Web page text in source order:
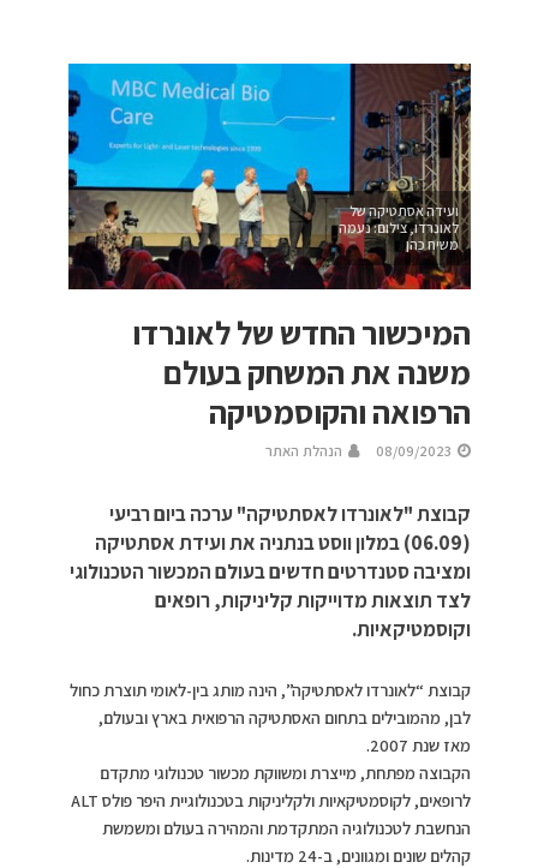
ועידה אסתטיקה של
לאונרדו, צילום: נעמה
משיח כהן
המיכשור החדש של לאונרדו
משנה את המשחק בעולם
הרפואה והקוסמטיקה
08/09/2023 הנהלת האתר
קבוצת "לאונרדו לאסתטיקה" ערכה ביום רביעי
(06.09) במלון ווסט בנתניה את ועידת אסתטיקה
ומציבה סטנדרטים חדשים בעולם המכשור הטכנולוגי
לצד תוצאות מדוייקות קליניקות, רופאים
וקוסמטיקאיות.
קבוצת “לאונרדו לאסתטיקה”, הינה מותג בין-לאומי תוצרת כחול
לבן, מהמובילים בתחום האסתטיקה הרפואית בארץ ובעולם,
מאז שנת 2007.
הקבוצה מפתחת, מייצרת ומשווקת מכשור טכנולוגי מתקדם
לרופאים, לקוסמטיקאיות ולקליניקות בטכנולוגיית היפר פולס ALT
הנחשבת לטכנולוגיה המתקדמת והמהירה בעולם ומשמשת
קהלים שונים ומגוונים, ב-24 מדינות.